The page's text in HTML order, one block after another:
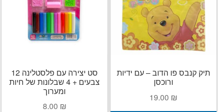
תיק קנבס פו הדוב – עם ידיות
ורוכסן
19.00 ₪
סט יצירה עם פלסטלינה 12
צבעים + 4 שבלונות של חיות
ומערוך
8.00 ₪